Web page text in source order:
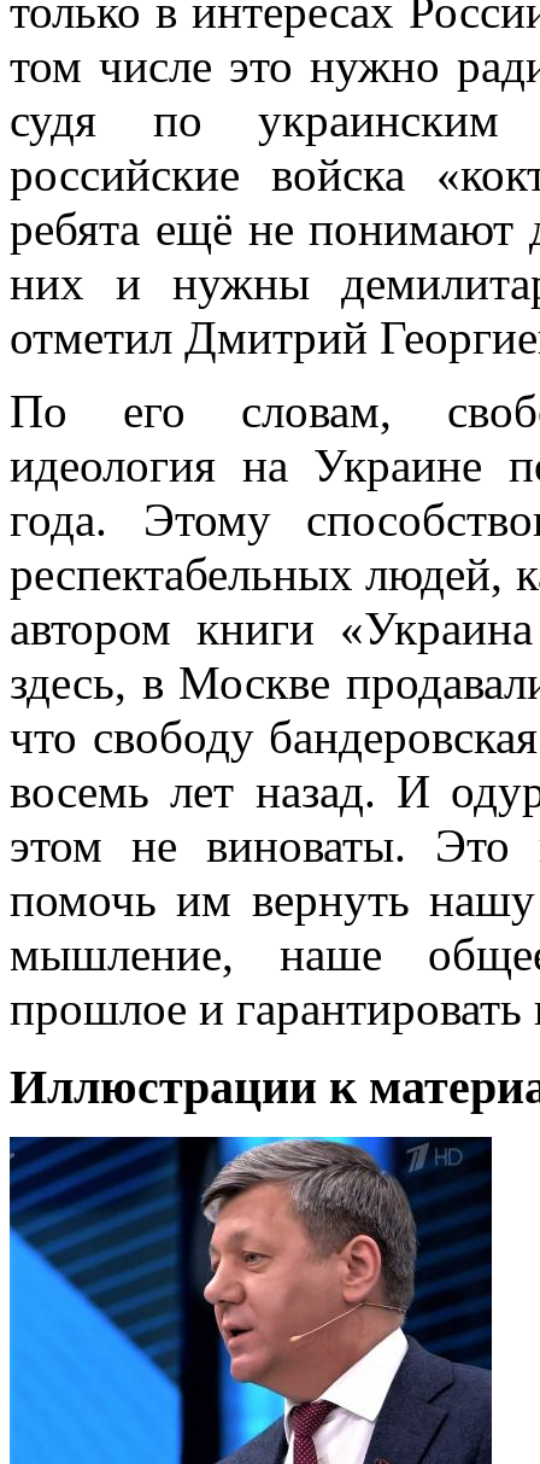
только в интересах
том числе это нужно
судя по украинским
российские войска
ребята ещё не понимают
них и нужны
отметил Дмитрий
По его словам,
идеология на Украине
года. Этому
респектабельных людей,
автором книги
здесь, в Москве
что свободу
восемь лет назад. И
этом не виноваты. Это
помочь им вернуть
мышление, наше
прошлое и
Иллюстрации к